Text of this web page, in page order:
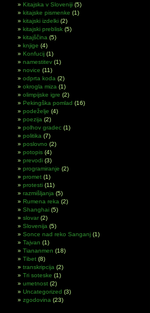
Kitajska v Sloveniji (5)
kitajske pismenke (1)
kitajski izdelki (2)
kitajski preblisk (5)
kitajščina (5)
knjige (4)
Konfucij (1)
namestitev (1)
novice (11)
odprta koda (2)
okrogla miza (1)
olimpijske igre (2)
Pekingška pomlad (16)
podeželje (4)
poezija (2)
polhov gradec (1)
politika (7)
poslovno (2)
potopis (4)
prevodi (3)
programiranje (2)
promet (1)
protesti (11)
razmišljanja (5)
Rumena reka (2)
Shanghai (5)
slovar (2)
Slovenija (5)
Sonce nad reko Sanganj (1)
Tajvan (1)
Tiananmen (18)
Tibet (8)
transkripcija (2)
Tri soteske (1)
umetnost (2)
Uncategorized (3)
zgodovina (23)